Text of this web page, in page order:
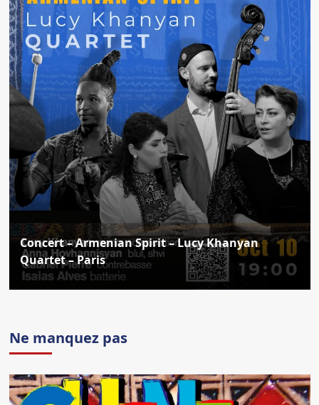
Concert – Armenian Spirit – Lucy Khanyan
Quartet – Paris
Ne manquez pas